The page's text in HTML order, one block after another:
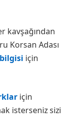
kavşağından
Korsan Adası
için
için
isterseniz sizi